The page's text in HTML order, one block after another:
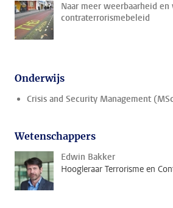
Naar meer weerbaarheid
contraterrorismebeleid
Onderwijs
Crisis and Security Management
Wetenschappers
Edwin Bakker
Hoogleraar Terrorisme en